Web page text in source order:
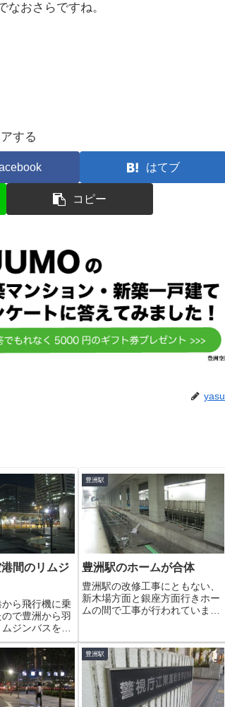
おさらですね。
する
はてブ
コピー
yasu
間のリムジ
ら飛行機に乗
で豊洲から羽
ジンバスを初
した。朝8時
ので6時25分
ことに。当
洲駅のリムジン
とすでに何人
...
豊洲駅
豊洲駅のホームが合体
豊洲駅の改修工事にともない、
新木場方面と銀座方面行きホー
ムの間で工事が行われていまし
洲から分岐させる「豊洲亀有分
岐線」の線路予定地です。豊洲
から住吉や押上、四つ木を経て
亀有に至る路線計...
豊洲駅